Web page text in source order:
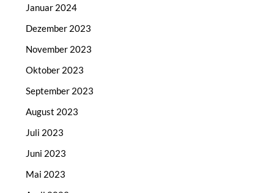
Januar 2024
Dezember 2023
November 2023
Oktober 2023
September 2023
August 2023
Juli 2023
Juni 2023
Mai 2023